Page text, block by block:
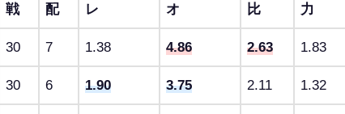
戦
配
レ
オ
比
力
30 7 1.38 4.86 2.63 1.83
30 6 1.90 3.75 2.11 1.32